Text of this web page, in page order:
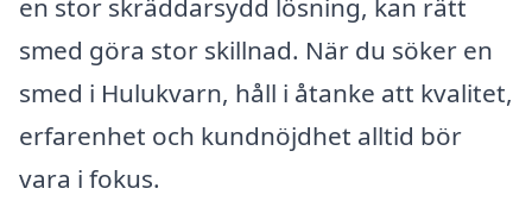
en stor skräddarsydd lösning, kan rätt
smed göra stor skillnad. När du söker en
smed i Hulukvarn, håll i åtanke att kvalitet,
erfarenhet och kundnöjdhet alltid bör
vara i fokus.